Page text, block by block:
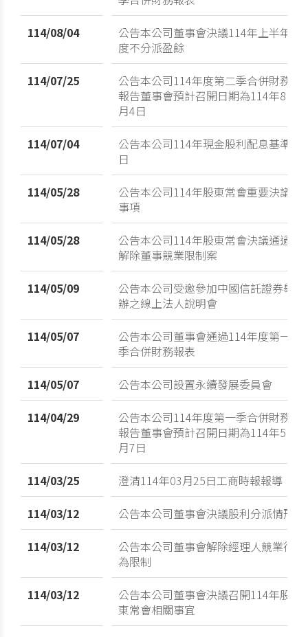
114/08/04
公告本公司董事會決議114年上半年
度不分派盈餘
114/07/25
公告本公司114年度第二季合併財務
報告董事會預計召開日期為114年8
月4日
114/07/04
公告本公司114年現金股利配息基準
日
114/05/28
公告本公司114年股東常會重要決議
事項
114/05/28
公告本公司114年股東常會決議通過
解除董事競業限制案
114/05/09
公告本公司受邀參加中國信託證券舉
辦之線上法人說明會
114/05/07
公告本公司董事會通過114年度第一
季合併財務報表
114/05/07
公告本公司設置永續發展委員會
114/04/29
公告本公司114年度第一季合併財務
報告董事會預計召開日期為114年5
月7日
114/03/25
澄清114年03月25日工商時報報導
114/03/12
公告本公司董事會決議股利分派情形
114/03/12
公告本公司董事會解除經理人競業行
為限制
114/03/12
公告本公司董事會決議召開114年股
東常會相關事宜